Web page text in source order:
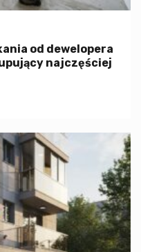
od dewelopera
najczęściej